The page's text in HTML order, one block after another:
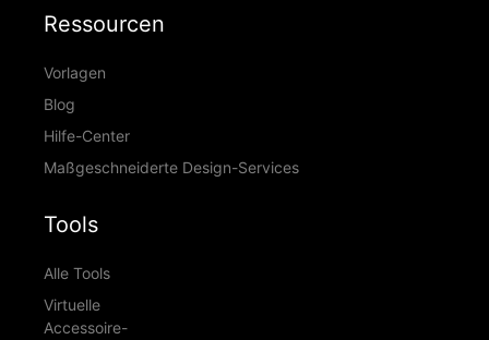
Ressourcen
Vorlagen
Blog
Hilfe-Center
Maßgeschneiderte Design-Services
Tools
Alle Tools
Virtuelle
Accessoire-